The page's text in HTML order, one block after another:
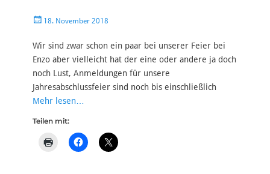
Veröffentlicht
18. November 2018
Wir sind zwar schon ein paar bei unserer Feier bei
Enzo aber vielleicht hat der eine oder andere ja doch
noch Lust, Anmeldungen für unsere
Jahresabschlussfeier sind noch bis einschließlich
Mehr lesen…
Teilen mit: